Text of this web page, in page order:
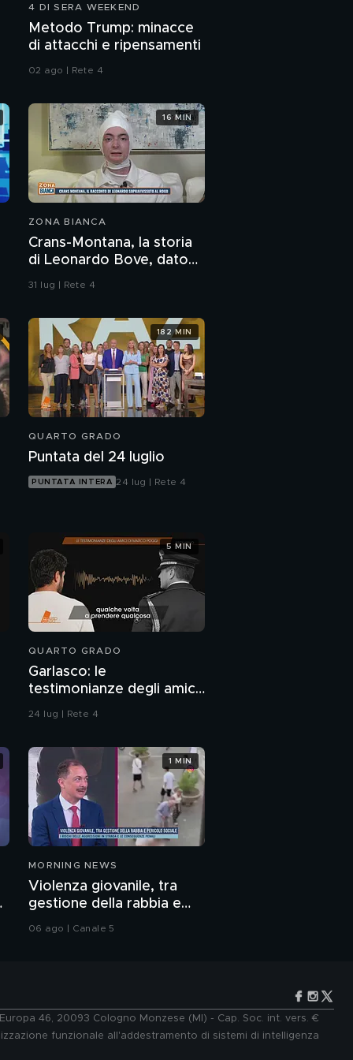
4 DI SERA WEEKEND
Metodo Trump: minacce
di attacchi e ripensamenti
02 ago | Rete 4
ZONA BIANCA
Crans-Montana, la storia
di Leonardo Bove, dato
per disperso nel rogo
31 lug | Rete 4
16 MIN
QUARTO GRADO
Puntata del 24 luglio
PUNTATA INTERA 24 lug | Rete 4
182 MIN
QUARTO GRADO
Garlasco: le
testimonianze degli amici
di Marco Poggi
24 lug | Rete 4
5 MIN
MORNING NEWS
Violenza giovanile, tra
gestione della rabbia e
pericolo sociale: parla il
06 ago | Canale 5
1 MIN
46, 20093 Cologno Monzese (MI) - Cap. Soc. int. vers. €
funzionale all'addestramento di sistemi di intelligenza